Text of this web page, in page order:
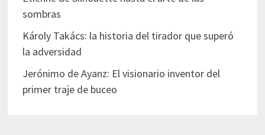
sombras
Károly Takács: la historia del tirador que superó
la adversidad
Jerónimo de Ayanz: El visionario inventor del
primer traje de buceo